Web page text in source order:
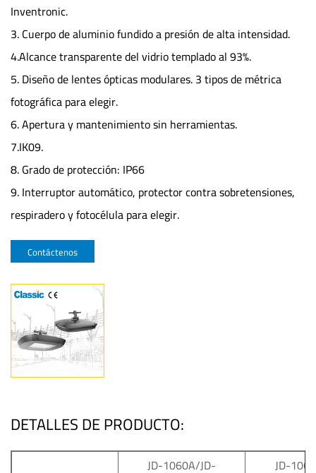
Inventronic.
3. Cuerpo de aluminio fundido a presión de alta intensidad.
4.Alcance transparente del vidrio templado al 93%.
5. Diseño de lentes ópticas modulares. 3 tipos de métrica
fotográfica para elegir.
6. Apertura y mantenimiento sin herramientas.
7.IK09.
8. Grado de protección: IP66
9. Interruptor automático, protector contra sobretensiones,
respiradero y fotocélula para elegir.
Contáctenos
DETALLES DE PRODUCTO:
JD-1060A/JD-
JD-